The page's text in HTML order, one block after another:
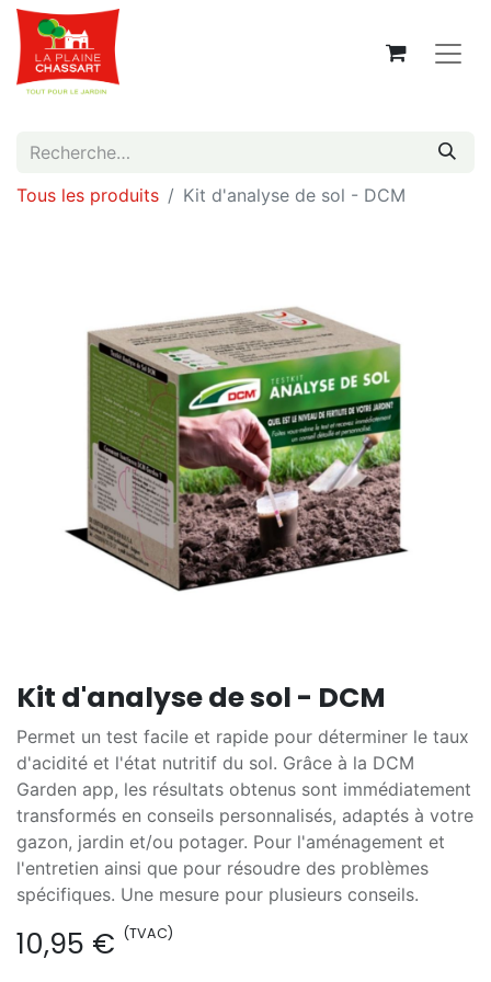
Tous les produits Kit d'analyse de sol - DCM
Kit d'analyse de sol - DCM
Permet un test facile et rapide pour déterminer le taux
d'acidité et l'état nutritif du sol. Grâce à la DCM
Garden app, les résultats obtenus sont immédiatement
transformés en conseils personnalisés, adaptés à votre
gazon, jardin et/ou potager. Pour l'aménagement et
l'entretien ainsi que pour résoudre des problèmes
spécifiques. Une mesure pour plusieurs conseils.
10,95 € (TVAC)